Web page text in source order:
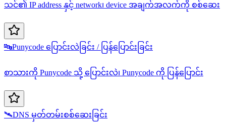
သင်၏ IP address နှင့် network၊ device အချက်အလက်ကို စစ်ဆေး
🔤Punycode ပြောင်းလဲခြင်း / ပြန်ပြောင်းခြင်း
စာသားကို Punycode သို့ ပြောင်းလဲ၊ Punycode ကို ပြန်ပြောင်း
🛰️DNS မှတ်တမ်းစစ်ဆေးခြင်း